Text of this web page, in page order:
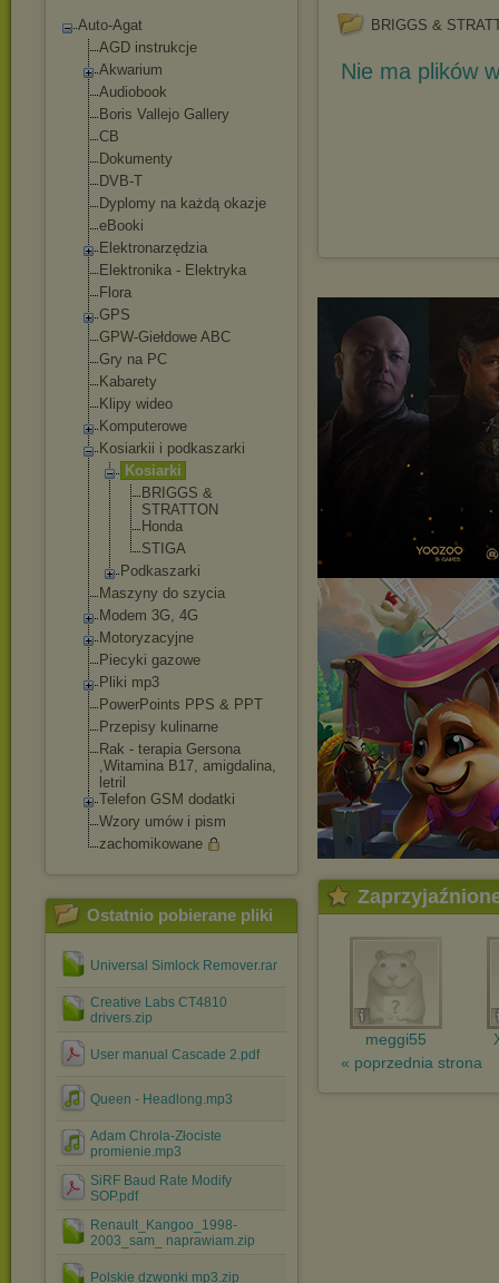
Auto-Agat
AGD instrukcje
Akwarium
Audiobook
Boris Vallejo Gallery
CB
Dokumenty
DVB-T
Dyplomy na każdą okazje
eBooki
Elektronarzędzia
Elektronika - Elektryka
Flora
GPS
GPW-Giełdowe ABC
Gry na PC
Kabarety
Klipy wideo
Komputerowe
Kosiarkii i podkaszarki
Kosiarki
BRIGGS &
STRATTON
Honda
STIGA
Podkaszarki
Maszyny do szycia
Modem 3G, 4G
Motoryzacyjne
Piecyki gazowe
Pliki mp3
PowerPoints PPS & PPT
Przepisy kulinarne
Rak - terapia Gersona
,Witamina B17, amigdalina,
letril
Telefon GSM dodatki
Wzory umów i pism
zachomikowane
Ostatnio pobierane pliki
Universal Simlock Remover.rar
Creative Labs CT4810
drivers.zip
User manual Cascade 2.pdf
Queen - Headlong.mp3
Adam Chrola-Złociste
promienie.mp3
SiRF Baud Rate Modify
SOP.pdf
Renault_Kangoo_1998-
2003_sam_ naprawiam.zip
Polskie dzwonki mp3.zip
BRIGGS &
Nie ma plików
meggi55
« poprzednia strona